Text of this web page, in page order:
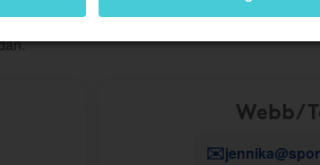
problem i appen, en länk som inte fungerar på
Webb/
✉️